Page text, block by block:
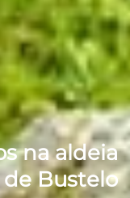
na aldeia
de Bustelo